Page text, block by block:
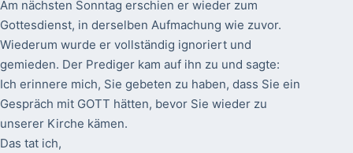
Am nächsten Sonntag erschien er wieder zum
Gottesdienst, in derselben Aufmachung wie zuvor.
Wiederum wurde er vollständig ignoriert und
gemieden. Der Prediger kam auf ihn zu und sagte:
Ich erinnere mich, Sie gebeten zu haben, dass Sie ein
Gespräch mit GOTT hätten, bevor Sie wieder zu
unserer Kirche kämen.
Das tat ich,